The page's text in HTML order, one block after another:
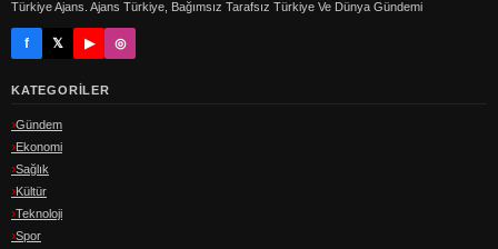
Türkiye Ajans. Ajans Türkiye, Bağımsız Tarafsız Türkiye Ve Dünya Gündemi
f 𝕏 ▶ ◎
KATEGORILER
Gündem
Ekonomi
Sağlık
Kültür
Teknoloji
Spor